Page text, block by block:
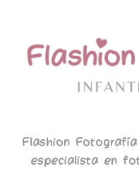
Flashion
especialista en